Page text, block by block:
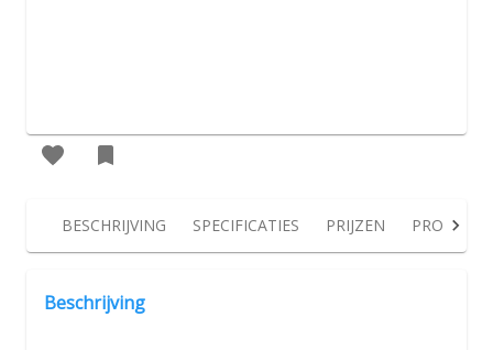
BESCHRIJVING SPECIFICATIES PRIJZEN
Beschrijving